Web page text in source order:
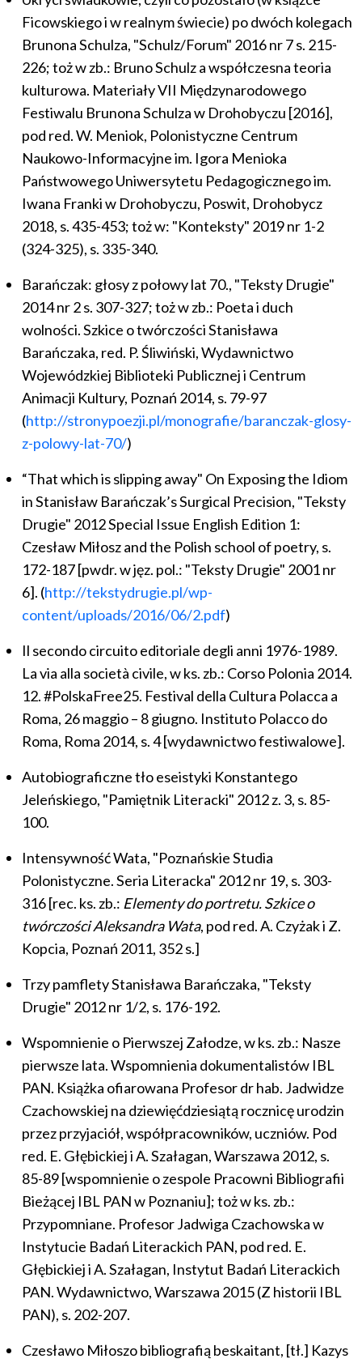
Ficowskiego i w realnym świecie) po dwóch kolegach
Brunona Schulza, "Schulz/Forum" 2016 nr 7 s. 215-
226; toż w zb.: Bruno Schulz a współczesna teoria
kulturowa. Materiały VII Międzynarodowego
Festiwalu Brunona Schulza w Drohobyczu [2016],
pod red. W. Meniok, Polonistyczne Centrum
Naukowo-Informacyjne im. Igora Menioka
Państwowego Uniwersytetu Pedagogicznego im.
Iwana Franki w Drohobyczu, Poswit, Drohobycz
2018, s. 435-453; toż w: "Konteksty" 2019 nr 1-2
(324-325), s. 335-340.
Barańczak: głosy z połowy lat 70., "Teksty Drugie"
2014 nr 2 s. 307-327; toż w zb.: Poeta i duch
wolności. Szkice o twórczości Stanisława
Barańczaka, red. P. Śliwiński, Wydawnictwo
Wojewódzkiej Biblioteki Publicznej i Centrum
Animacji Kultury, Poznań 2014, s. 79-97
(http://stronypoezji.pl/monografie/baranczak-glosy-
z-polowy-lat-70/)
“That which is slipping away" On Exposing the Idiom
in Stanisław Barańczak’s Surgical Precision, "Teksty
Drugie" 2012 Special Issue English Edition 1:
Czesław Miłosz and the Polish school of poetry, s.
172-187 [pwdr. w jęz. pol.: "Teksty Drugie" 2001 nr
6]. (http://tekstydrugie.pl/wp-
content/uploads/2016/06/2.pdf)
Il secondo circuito editoriale degli anni 1976-1989.
La via alla società civile, w ks. zb.: Corso Polonia 2014.
12. #PolskaFree25. Festival della Cultura Polacca a
Roma, 26 maggio – 8 giugno. Instituto Polacco do
Roma, Roma 2014, s. 4 [wydawnictwo festiwalowe].
Autobiograficzne tło eseistyki Konstantego
Jeleńskiego, "Pamiętnik Literacki" 2012 z. 3, s. 85-
100.
Intensywność Wata, "Poznańskie Studia
Polonistyczne. Seria Literacka" 2012 nr 19, s. 303-
316 [rec. ks. zb.: Elementy do portretu. Szkice o
twórczości Aleksandra Wata, pod red. A. Czyżak i Z.
Kopcia, Poznań 2011, 352 s.]
Trzy pamflety Stanisława Barańczaka, "Teksty
Drugie" 2012 nr 1/2, s. 176-192.
Wspomnienie o Pierwszej Załodze, w ks. zb.: Nasze
pierwsze lata. Wspomnienia dokumentalistów IBL
PAN. Książka ofiarowana Profesor dr hab. Jadwidze
Czachowskiej na dziewięćdziesiątą rocznicę urodzin
przez przyjaciół, współpracowników, uczniów. Pod
red. E. Głębickiej i A. Szałagan, Warszawa 2012, s.
85-89 [wspomnienie o zespole Pracowni Bibliografii
Bieżącej IBL PAN w Poznaniu]; toż w ks. zb.:
Przypomniane. Profesor Jadwiga Czachowska w
Instytucie Badań Literackich PAN, pod red. E.
Głębickiej i A. Szałagan, Instytut Badań Literackich
PAN. Wydawnictwo, Warszawa 2015 (Z historii IBL
PAN), s. 202-207.
Czesławo Miłoszo bibliografią beskaitant, [tł.] Kazys